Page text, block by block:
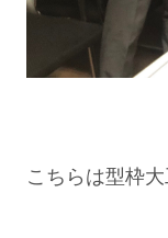
こちらは型枠